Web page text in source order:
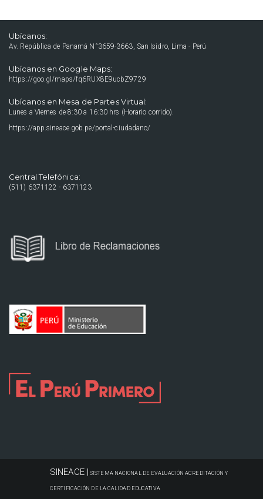
Ubícanos:
Av. República de Panamá N°3659-3663, San Isidro, Lima - Perú
Ubícanos en Google Maps:
https://goo.gl/maps/fq6RUX8E9ucbZ9729
Ubícanos en Mesa de Partes Virtual:
Lunes a Viernes de 8:30 a 16:30 hrs (Horario corrido).
https://app.sineace.gob.pe/portal-ciudadano/
Central Telefónica:
(511) 6371122 - 6371123
SINEACE | SISTEMA NACIONAL DE EVALUACIÓN ACREDITACIÓN Y
CERTIFICACIÓN DE LA CALIDAD EDUCATIVA